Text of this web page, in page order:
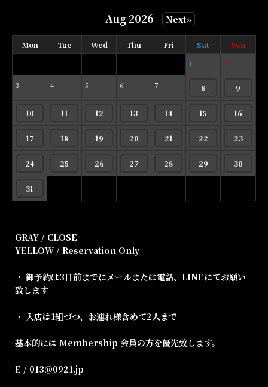
Aug 2026 Next»
Mon Tue Wed Thu Fri Sat Sun
1 2
3 4 5 6 7 8 9
10 11 12 13 14 15 16
17 18 19 20 21 22 23
24 25 26 27 28 29 30
31
GRAY / CLOSE
YELLOW / Reservation Only
・ 御予約は3日前までにメールまたは電話、LINEにてお願い
致します
・ 入店は1組づつ、お連れ様含めて2人まで
基本的には Membership 会員の方を優先致します。
E / 013@0921.jp